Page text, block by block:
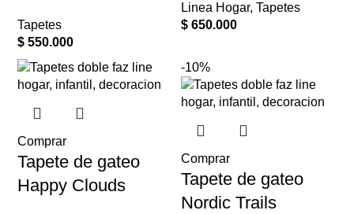
Tapetes
$ 550.000
Linea Hogar, Tapetes
$ 650.000
Comprar
Tapete de gateo
Happy Clouds
-10%
Comprar
Tapete de gateo
Nordic Trails